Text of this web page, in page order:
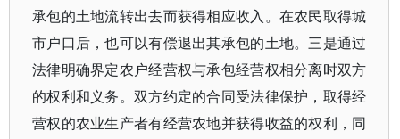
承包的土地流转出去而获得相应收入。在农民取得城
市户口后，也可以有偿退出其承包的土地。三是通过
法律明确界定农户经营权与承包经营权相分离时双方
的权利和义务。双方约定的合同受法律保护，取得经
营权的农业生产者有经营农地并获得收益的权利，同